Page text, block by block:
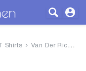
T Shirts Van Der Rich ® - T-Shirt Raff...